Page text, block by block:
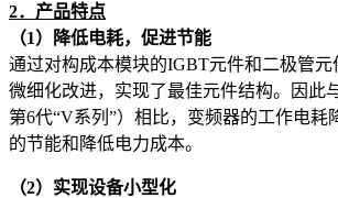
2．产品特点
（1）降低电耗，促进节能
通过对构成本模块的IGBT元件和二极管元
微细化改进，实现了最佳元件结构。因此
第6代“V系列”）相比，变频器的工作电耗
的节能和降低电力成本。
（2）实现设备小型化